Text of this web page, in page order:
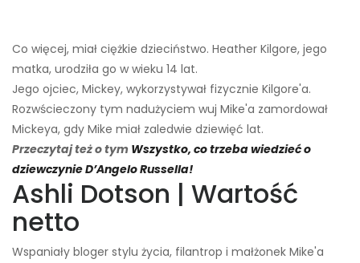
Co więcej, miał ciężkie dzieciństwo. Heather Kilgore, jego
matka, urodziła go w wieku 14 lat.
Jego ojciec, Mickey, wykorzystywał fizycznie Kilgore'a.
Rozwścieczony tym nadużyciem wuj Mike'a zamordował
Mickeya, gdy Mike miał zaledwie dziewięć lat.
Przeczytaj też o tym Wszystko, co trzeba wiedzieć o
dziewczynie D’Angelo Russella!
Ashli ​​Dotson | Wartość
netto
Wspaniały bloger stylu życia, filantrop i małżonek Mike'a